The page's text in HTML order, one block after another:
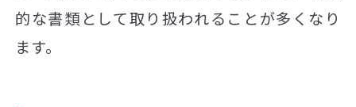
的な書類として取り扱われることが多くなり
ます。